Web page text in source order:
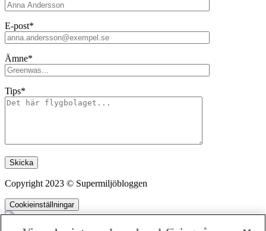
E-post*
Ämne*
Tips*
Lämna detta fält tomt.
Copyright 2023 © Supermiljöbloggen
Cookieinställningar